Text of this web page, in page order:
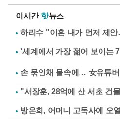
이시간 핫뉴스
하리수 "이혼 내가 먼저 제
손 묶인채 물속에… 女유튜
"서장훈, 28억에 산 서초 건
방은희, 어머니 고독사에 오